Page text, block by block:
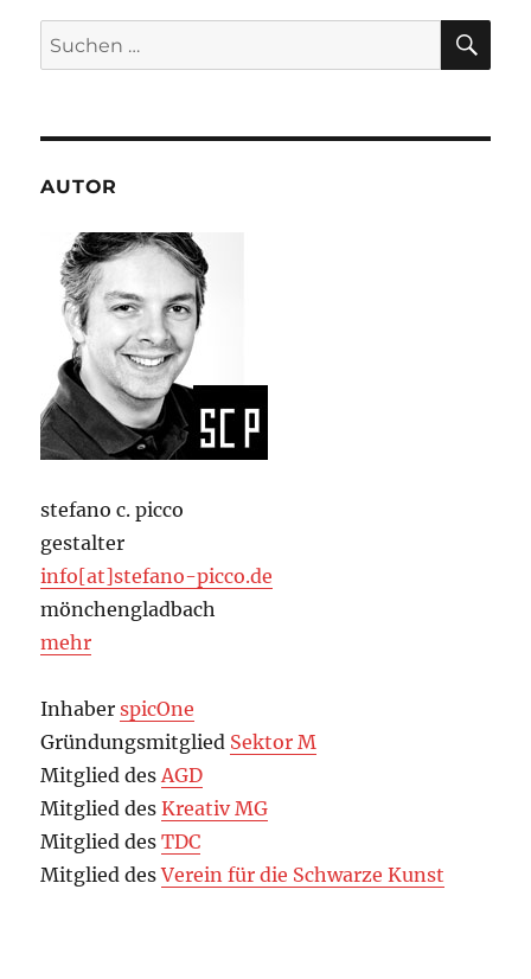
Suchen
nach:
AUTOR
stefano c. picco
gestalter
info[at]stefano-picco.de
mönchengladbach
mehr
InhaberspicOne
Gründungsmitglied Sektor M
Mitglied des AGD
Mitglied desKreativ MG
Mitglied desTDC
Mitglied desVerein für die Schwarze Kunst